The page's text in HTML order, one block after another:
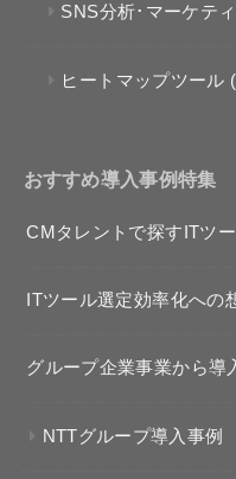
SNS分析･マーケテ
ヒートマップツール
おすすめ導入事例特集
CMタレントで探すITツ
ITツール選定効率化への
グループ企業事業から導
NTTグループ導入事例